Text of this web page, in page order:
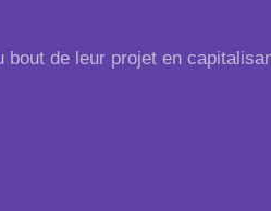
bout de leur projet en